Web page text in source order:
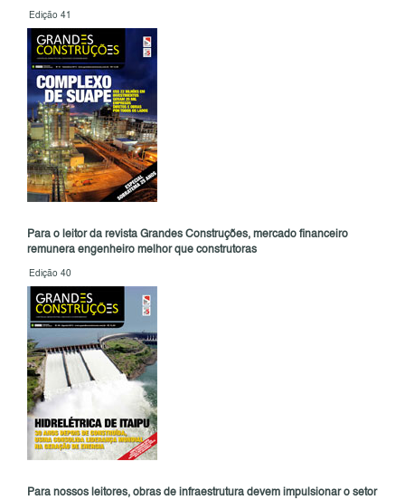
Edição 41
Para o leitor da revista Grandes Construções, mercado financeiro
remunera engenheiro melhor que construtoras
Edição 40
Para nossos leitores, obras de infraestrutura devem impulsionar o setor